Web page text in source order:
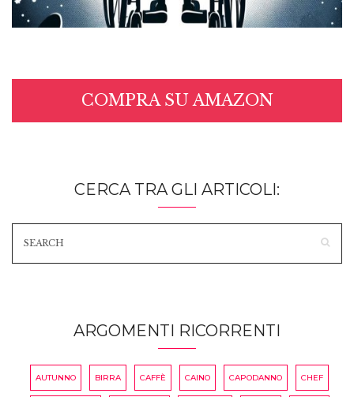
COMPRA SU AMAZON
CERCA TRA GLI ARTICOLI:
ARGOMENTI RICORRENTI
AUTUNNO BIRRA CAFFÈ CAINO CAPODANNO CHEF